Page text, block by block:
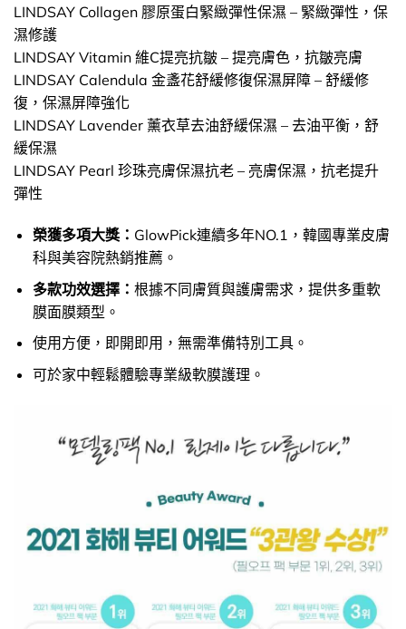
LINDSAY Collagen 膠原蛋白緊緻彈性保濕 – 緊緻彈性，保
濕修護
LINDSAY Vitamin 維C提亮抗皺 – 提亮膚色，抗皺亮膚
LINDSAY Calendula 金盞花舒緩修復保濕屏障 – 舒緩修
復，保濕屏障強化
LINDSAY Lavender 薰衣草去油舒緩保濕 – 去油平衡，舒
緩保濕
LINDSAY Pearl 珍珠亮膚保濕抗老 – 亮膚保濕，抗老提升
彈性
榮獲多項大獎： GlowPick連續多年NO.1，韓國專業皮膚
科與美容院熱銷推薦。
多款功效選擇： 根據不同膚質與護膚需求，提供多重軟
膜面膜類型。
使用方便，即開即用，無需準備特別工具。
可於家中輕鬆體驗專業級軟膜護理。